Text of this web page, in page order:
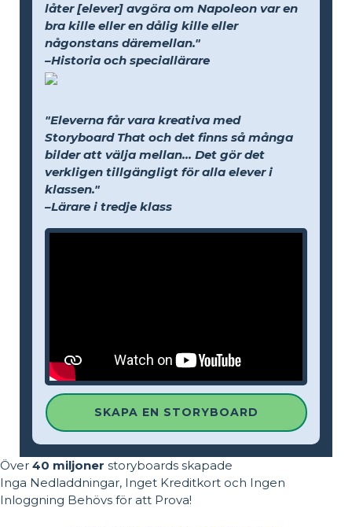
låter [elever] avgöra om Napoleon var en
bra kille eller en dålig kille eller
någonstans däremellan."
–Historia och speciallärare
"Eleverna får vara kreativa med
Storyboard That och det finns så många
bilder att välja mellan... Det gör det
verkligen tillgängligt för alla elever i
klassen."
–Lärare i tredje klass
SKAPA EN STORYBOARD
Över 40 miljoner storyboards skapade
Inga Nedladdningar, Inget Kreditkort och Ingen
Inloggning Behövs för att Prova!